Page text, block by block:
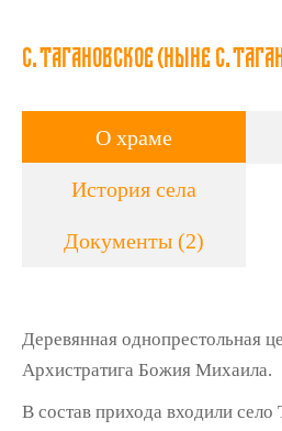
с. Тагановское (ныне с.
О храме
История села
Документы (2)
Деревянная однопрестольная
Архистратига Божия Михаила.
В состав прихода входили село